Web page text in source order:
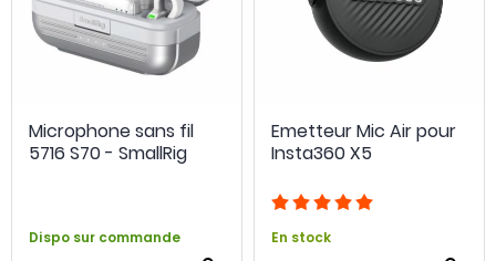
Microphone sans fil
5716 S70 - SmallRig
Dispo sur commande
Emetteur Mic Air pour
Insta360 X5
En stock